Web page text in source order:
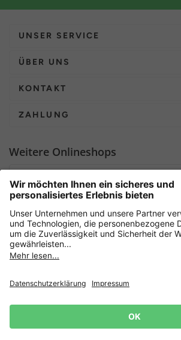
UNSER SERVICE
ÜBER UNS
KONTAKT
ZAHLUNG
Weitere Onlineshops
Sicher einkaufen mit
Widerrufsrecht
Impressum
Newsletter
Jetzt